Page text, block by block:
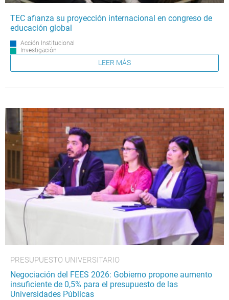
TEC afianza su proyección internacional en congreso de
educación global
Acción Institucional
Investigación
LEER MÁS
PRESUPUESTO UNIVERSITARIO
Negociación del FEES 2026: Gobierno propone aumento
insuficiente de 0,5% para el presupuesto de las
Universidades Públicas